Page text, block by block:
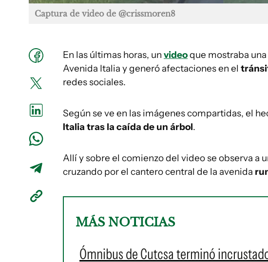
Captura de video de @crissmoren8
En las últimas horas, un videoque mostraba
Avenida Italia y generó afectaciones en el
redes sociales.
Según se ve en las imágenes compartidas, el
Italia tras la caída de un árbol.
Allí y sobre el comienzo del video se observa a
cruzando por el cantero central de la avenida
MÁS NOTICIAS
Ómnibus de Cutcsa terminó